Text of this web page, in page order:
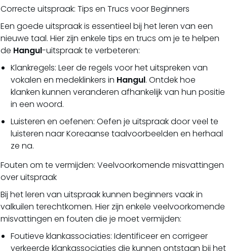
Correcte uitspraak: Tips en Trucs voor Beginners
Een goede uitspraak is essentieel bij het leren van een
nieuwe taal. Hier zijn enkele tips en trucs om je te helpen
de Hangul-uitspraak te verbeteren:
Klankregels: Leer de regels voor het uitspreken van
vokalen en medeklinkers in Hangul. Ontdek hoe
klanken kunnen veranderen afhankelijk van hun positie
in een woord.
Luisteren en oefenen: Oefen je uitspraak door veel te
luisteren naar Koreaanse taalvoorbeelden en herhaal
ze na.
Fouten om te vermijden: Veelvoorkomende misvattingen
over uitspraak
Bij het leren van uitspraak kunnen beginners vaak in
valkuilen terechtkomen. Hier zijn enkele veelvoorkomende
misvattingen en fouten die je moet vermijden:
Foutieve klankassociaties: Identificeer en corrigeer
verkeerde klankassociaties die kunnen ontstaan bij het